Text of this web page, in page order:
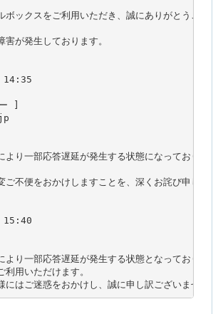
ボックスをご利用いただき、誠にありがとうござい
害が発生しております。
14:35
]
より一部応答遅延が発生する状態になっております
ご不便をおかけしますことを、深くお詫び申し上げ
15:40
より一部応答遅延が発生する状態となっておりまし
利用いただけます。
にはご迷惑をおかけし、誠に申し訳ございませんで